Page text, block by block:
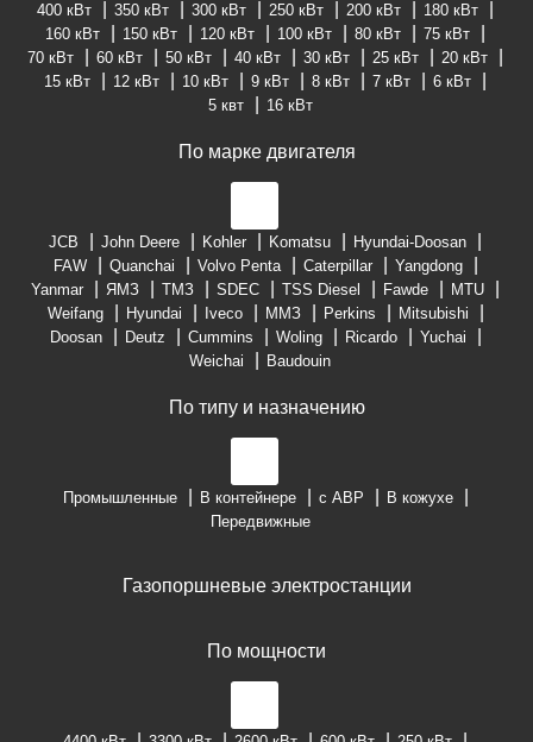
400 кВт
350 кВт 300 кВт 250 кВт 200 кВт
180 кВт
160 кВт
150 кВт 120 кВт 100 кВт 80 кВт
75 кВт
70 кВт
60 кВт 50 кВт 40 кВт 30 кВт 25 кВт
20 кВт
15 кВт
12 кВт 10 кВт 9 кВт 8 кВт 7 кВт
6 кВт
5 квт
16 кВт
По марке двигателя
JCB John Deere Kohler Komatsu
Hyundai-Doosan
FAW
Quanchai Volvo Penta Caterpillar
Yangdong
Yanmar
ЯМЗ ТМЗ SDEC TSS Diesel Fawde
MTU
Weifang
Hyundai Iveco ММЗ Perkins
Mitsubishi
Doosan
Deutz Cummins Woling Ricardo
Yuchai
Weichai
Baudouin
По типу и назначению
Промышленные В контейнере с АВР
В кожухе
Передвижные
Газопоршневые электростанции
По мощности